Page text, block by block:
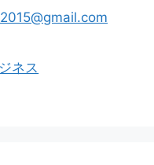
ネス